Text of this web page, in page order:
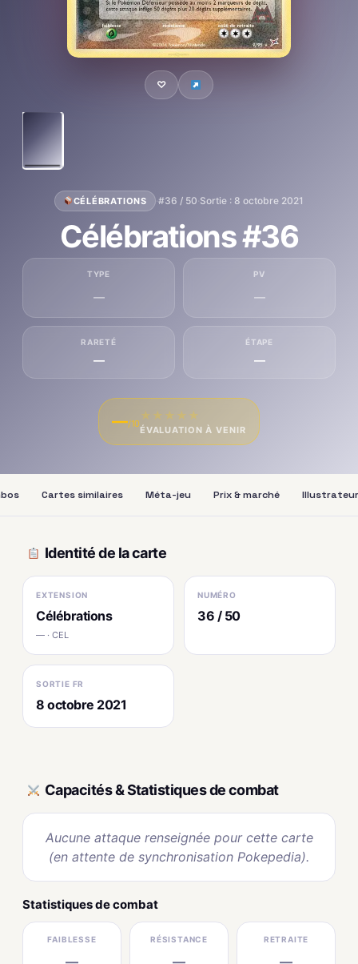
♡
CÉLÉBRATIONS ·#36 / 50·Sortie : 8 octobre 2021
Célébrations #36
TYPE
—
PV
—
RARETÉ
—
ÉTAPE
—
—/10
★ ★ ★ ★ ★
ÉVALUATION À VENIR
Cartes similaires Méta-jeu Prix & marché Illustrateur
Identité de la carte
EXTENSION
Célébrations
— · CEL
NUMÉRO
36 / 50
SORTIE FR
8 octobre 2021
Capacités & Statistiques de combat
Aucune attaque renseignée pour cette carte
(en attente de synchronisation Pokepedia).
Statistiques de combat
FAIBLESSE RÉSISTANCE RETRAITE